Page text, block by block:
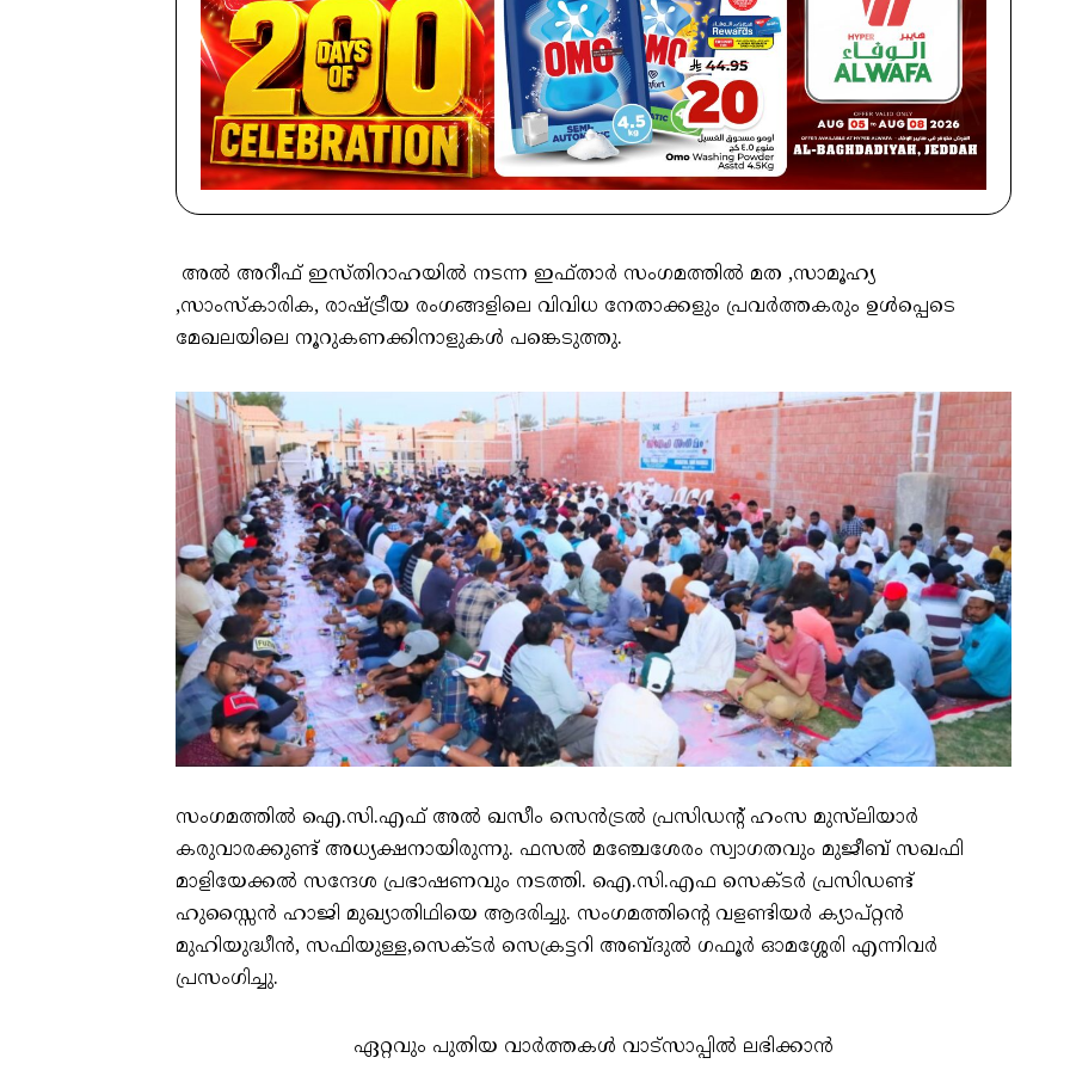
അൽ അറീഫ് ഇസ്തിറാഹയിൽ നടന്ന ഇഫ്താർ സംഗമത്തിൽ മത ,സാമൂഹ്യ
,സാംസ്‌കാരിക, രാഷ്ട്രീയ രംഗങ്ങളിലെ വിവിധ നേതാക്കളും പ്രവർത്തകരും ഉൾപ്പെടെ
മേഖലയിലെ നൂറുകണക്കിനാളുകൾ പങ്കെടുത്തു.
സംഗമത്തിൽ ഐ.സി.എഫ് അൽ ഖസീം സെൻട്രൽ പ്രസിഡന്റ് ഹംസ മുസ്‌ലിയാർ
കരുവാരക്കുണ്ട് അധ്യക്ഷനായിരുന്നു. ഫസൽ മഞ്ചേശേരം സ്വാഗതവും മുജീബ് സഖഫി
മാളിയേക്കൽ സന്ദേശ പ്രഭാഷണവും നടത്തി. ഐ.സി.എഫ സെക്ടർ പ്രസിഡണ്ട്
ഹുസ്സൈൻ ഹാജി മുഖ്യാതിഥിയെ ആദരിച്ചു. സംഗമത്തിന്റെ വളണ്ടിയർ ക്യാപ്റ്റൻ
മുഹിയുദ്ധീൻ, സഫിയുള്ള,സെക്ടർ സെക്രട്ടറി അബ്ദുൽ ഗഫൂർ ഓമശ്ശേരി എന്നിവർ
പ്രസംഗിച്ചു.
ഏറ്റവും പുതിയ വാർത്തകൾ വാട്സാപ്പിൽ ലഭിക്കാൻ